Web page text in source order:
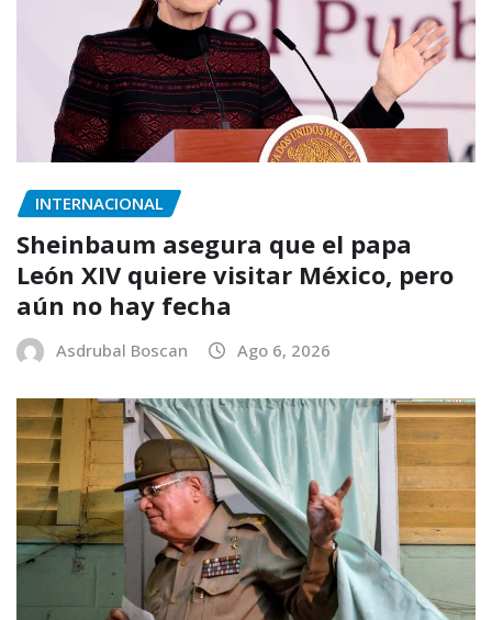
INTERNACIONAL
Sheinbaum asegura que el papa
León XIV quiere visitar México, pero
aún no hay fecha
Asdrubal Boscan Ago 6, 2026